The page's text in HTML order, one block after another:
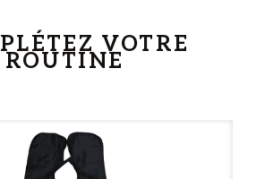
VOTRE
ROUTINE